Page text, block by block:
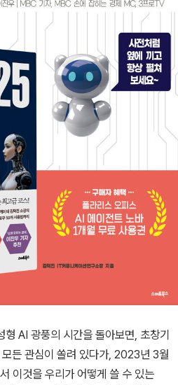
AI 광풍의 시간을 돌아보면, 초창기
든 관심이 쏠려 있다가, 2023년 3월
이것을 우리가 어떻게 쓸 수 있는